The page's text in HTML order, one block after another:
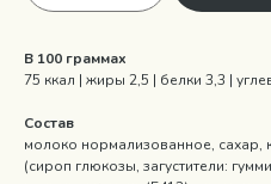
В 100 граммах
75 ккал | жиры 2,5 | белки 3,3 |
Состав
молоко нормализованное, сахар,
(сироп глюкозы, загустители: